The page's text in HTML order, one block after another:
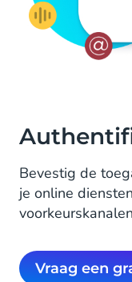
Bevestig de
je online
Vraag een